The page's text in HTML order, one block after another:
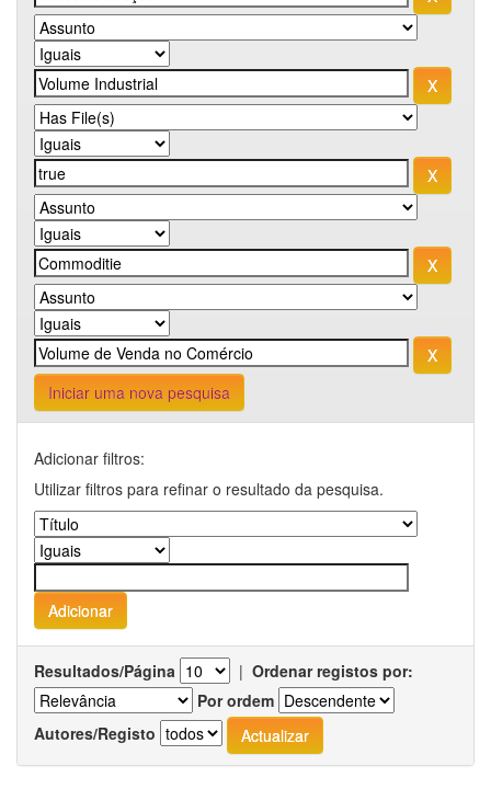
Iniciar uma nova pesquisa
Adicionar filtros:
Utilizar filtros para refinar o resultado da pesquisa.
Resultados/Página | Ordenar registos por:
Por ordem
Autores/Registo